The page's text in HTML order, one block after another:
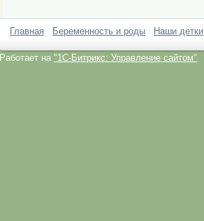
Главная Беременность и роды Наши детки
Работает на "1C-Битрикс: Управление сайтом"